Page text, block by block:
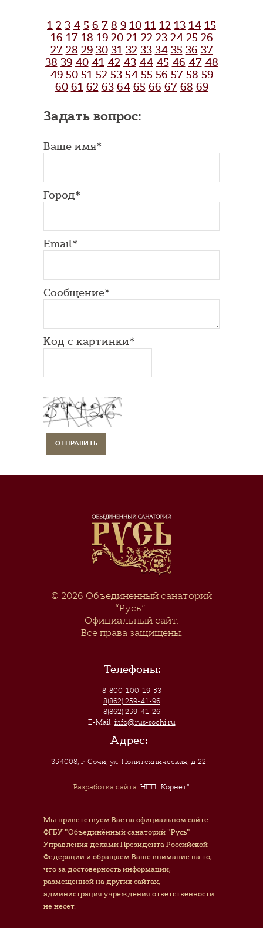
1 2 3 4 5 6 7 8 9 10 11 12 13 14 15
16 17 18 19 20 21 22 23 24 25 26
27 28 29 30 31 32 33 34 35 36 37
38 39 40 41 42 43 44 45 46 47 48
49 50 51 52 53 54 55 56 57 58 59
60 61 62 63 64 65 66 67 68 69
Задать вопрос:
Ваше имя*
Город*
Email*
Сообщение*
Код с картинки*
© 2026 Объединенный санаторий
“Русь”.
Официальный сайт.
Все права защищены.
Телефоны:
8-800-100-19-53
8(862) 259-41-96
8(862) 259-41-26
E-Mail: info@rus-sochi.ru
Адрес:
354008, г. Сочи,ул. Политехническая, д.22
Разработка сайта: НПП "Корнет"
Мы приветствуем Вас на официальном сайте
ФГБУ "Объединённый санаторий "Русь"
Управления делами Президента Российской
Федерации и обращаем Ваше внимание на то,
что за достоверность информации,
размещенной на других сайтах,
администрация учреждения ответственности
не несет.